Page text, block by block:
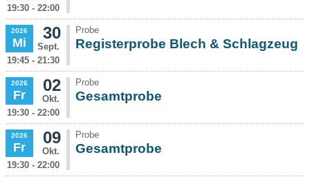
19:30 - 22:00
2026
Mi
30
Sept.
19:45 - 21:30
Registerprobe Blech & Schlagzeug
Probe
2026
Fr
02
Okt.
19:30 - 22:00
Gesamtprobe
Probe
2026
Fr
09
Okt.
19:30 - 22:00
Gesamtprobe
Probe